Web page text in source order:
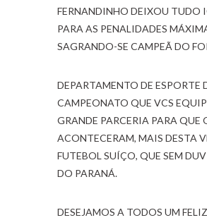
FERNANDINHO DEIXOU TUDO
PARA AS PENALIDADES
SAGRANDO-SE CAMPEÃ DO
DEPARTAMENTO DE ESPORTE
CAMPEONATO QUE VCS
GRANDE PARCERIA PARA QUE
ACONTECERAM, MAIS DESTA
FUTEBOL SUÍÇO, QUE SEM
DO PARANÁ.
DESEJAMOS A TODOS UM